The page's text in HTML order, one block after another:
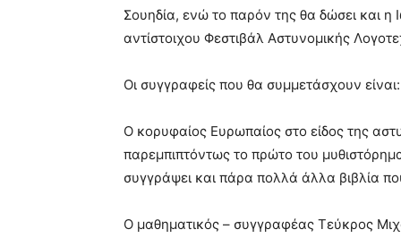
Σουηδία, ενώ το παρόν της θα δώσει και η
αντίστοιχου Φεστιβάλ Αστυνομικής
Οι συγγραφείς που θα συμμετάσχουν είναι:
Ο κορυφαίος Ευρωπαίος στο είδος της
παρεμπιπτόντως το πρώτο του
συγγράψει και πάρα πολλά άλλα βιβλία
Ο μαθηματικός – συγγραφέας Τεύκρος